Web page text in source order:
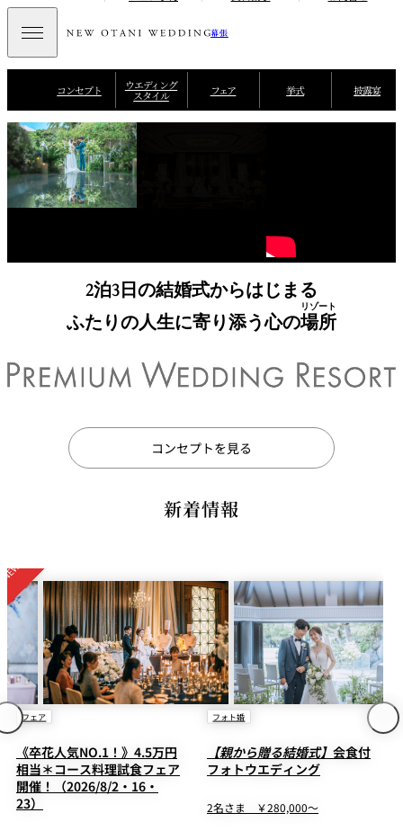
幕張
コンセプト ウエディング
スタイル フェア 挙式 披露宴
2泊3日の結婚式からはじまる
ふたりの人生に寄り添う心の場所
リゾート
コンセプトを見る
新着情報
フォト婚
【親から贈る結婚式】会食付
フォトウエディング
2名さま ￥280,000～
お知らせ
【3年連続選出】「そよ風の
教会」が”日本の美しいチャ
た！